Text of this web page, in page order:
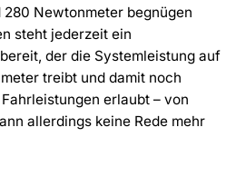
280 Newtonmeter begnügen
steht jederzeit ein
der die Systemleistung auf
treibt und damit noch
erlaubt – von
allerdings keine Rede mehr